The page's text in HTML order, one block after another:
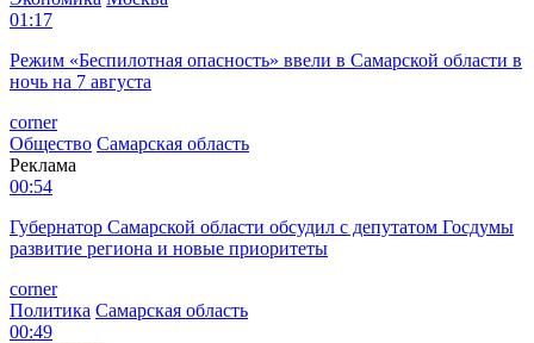
01:17
Режим «Беспилотная опасность» ввели в Самарской области в
ночь на 7 августа
corner
Общество Самарская область
Реклама
00:54
Губернатор Самарской области обсудил с депутатом Госдумы
развитие региона и новые приоритеты
corner
Политика Самарская область
00:49